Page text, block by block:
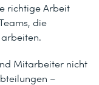
richtige Arbeit
die
Mitarbeiter nicht
–